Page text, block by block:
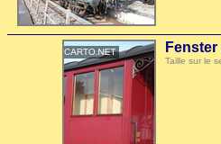
Taille sur le